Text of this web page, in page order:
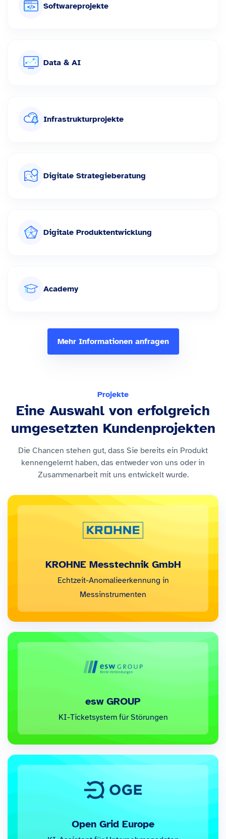
Softwareprojekte
Data & AI
Infrastrukturprojekte
Digitale Strategieberatung
Digitale Produktentwicklung
Academy
Mehr Informationen anfragen
Projekte
Eine Auswahl von erfolgreich
umgesetzten Kundenprojekten
Die Chancen stehen gut, dass Sie bereits ein Produkt
kennengelernt haben, das entweder von uns oder in
Zusammenarbeit mit uns entwickelt wurde.
KROHNE Messtechnik GmbH
Echtzeit-Anomalieerkennung in
Messinstrumenten
esw GROUP
KI-Ticketsystem für Störungen
Open Grid Europe